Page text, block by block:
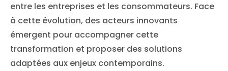
entre les entreprises et les consommateurs. Face
à cette évolution, des acteurs innovants
émergent pour accompagner cette
transformation et proposer des solutions
adaptées aux enjeux contemporains.